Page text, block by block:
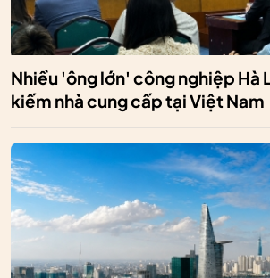
Nhiều 'ông lớn' công nghiệp Hà
kiếm nhà cung cấp tại Việt Nam